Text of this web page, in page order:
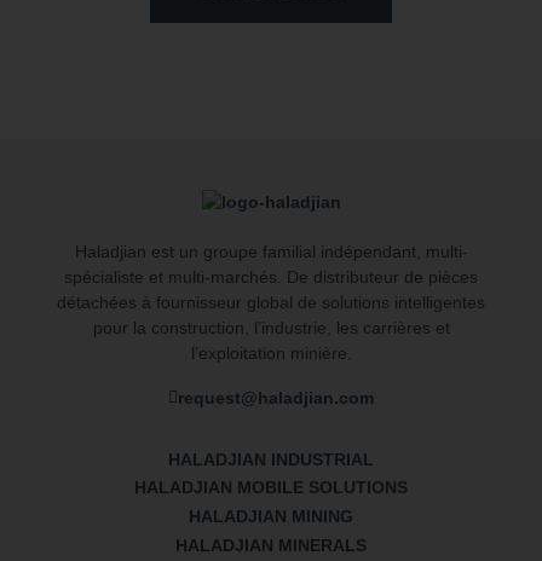
Haladjian est un groupe familial indépendant, multi-
spécialiste et multi-marchés. De distributeur de pièces
détachées à fournisseur global de solutions intelligentes
pour la construction, l’industrie, les carrières et
l’exploitation minière.
request@haladjian.com
HALADJIAN INDUSTRIAL
HALADJIAN MOBILE SOLUTIONS
HALADJIAN MINING
HALADJIAN MINERALS